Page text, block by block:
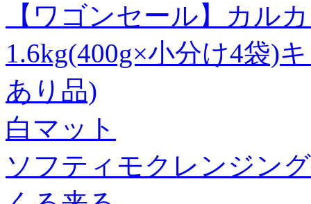
【ワゴンセール】カル
1.6kg(400g×小分け4袋)
あり品)
白マット
ソフティモクレンジン